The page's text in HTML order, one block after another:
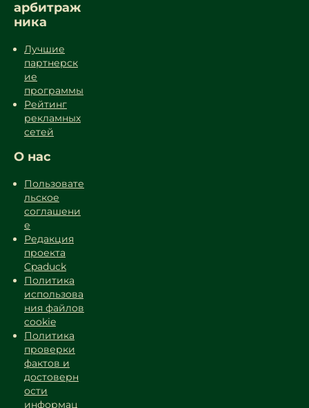
арбитраж
ника
Лучшие
партнерск
ие
программы
Рейтинг
рекламных
сетей
О нас
Пользовате
льское
соглашени
е
Редакция
проекта
Cpaduck
Политика
использова
ния файлов
cookie
Политика
проверки
фактов и
достоверн
ости
информац